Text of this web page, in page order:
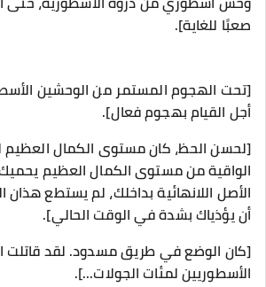
صعبًا للغاية].
[تحت الهجوم المستمر من الوحشين
أجل القيام بهجوم فعال].
[لحسن الحظ، كان مستوى الكمال
الواقية من مستوى الكمال العظيم
الأصل اللانهائية بداخلك، لم يستطع هذان
أن يؤذياك بشدة في الوقت الحالي].
[كان الوضع في طريق مسدود. لقد قاتلت
الأسطوريين لمئات الجولات...].